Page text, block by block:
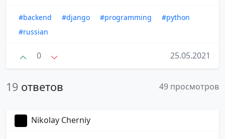
#backend #django #programming
#python
#russian
0 25.05.2021
19 ответов 49 просмотров
Nikolay Cherniy